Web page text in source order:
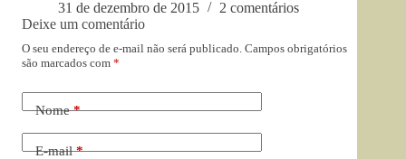
31 de dezembro de 2015
2 comentários
Deixe um comentário
O seu endereço de e-mail não será publicado. Campos obrigatórios
são marcados com *
Nome*
E-mail*